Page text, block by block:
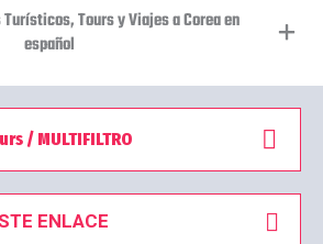
Tours y Viajes a Corea en
español
/ MULTIFILTRO
ENLACE